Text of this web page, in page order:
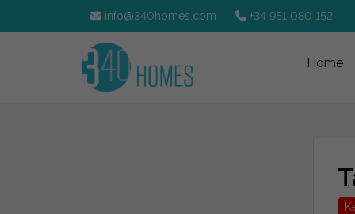
info@340homes.com +34 951 080 152
Home